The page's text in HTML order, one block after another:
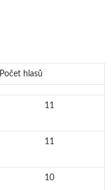
Počet hlasů
11
11
10